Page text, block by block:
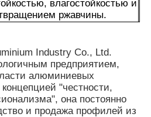
влагостойкостью и
ржавчины.
текстуру поверхности и
адаптирован к
стилям декорации.
использоваться не
в качестве декоративных
для повышения
пространства, но и в
Industry Co., Ltd.
предприятием,
алюминиевых
"честности,
она постоянно
и продажа профилей из